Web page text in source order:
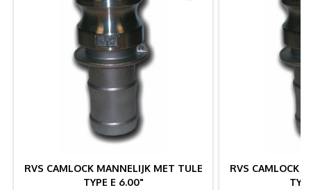
RVS CAMLOCK MANNELIJK MET TULE
TYPE E 6.00"
RVS CAMLOCK